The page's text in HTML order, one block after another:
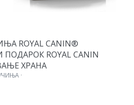
ROYAL CANIN®
ПОДАРОК ROYAL CANIN
ХРАНА
·